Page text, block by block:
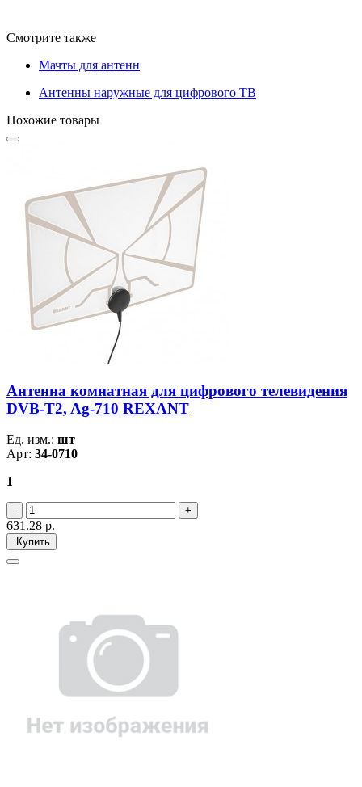
Смотрите также
Мачты для антенн
Антенны наружные для цифрового ТВ
Похожие товары
Антенна комнатная для цифрового телевидения
DVB-T2, Ag-710 REXANT
Ед. изм.: шт
Арт: 34-0710
1
631.28 р.
Купить